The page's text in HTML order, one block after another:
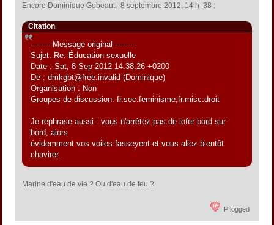
Encore Dominique Gobeaut, 8 septembre 2012, 14 h 38 :
Citation
-------- Message original --------
Sujet: Re: Éducation sexuelle
Date : Sat, 8 Sep 2012 14:38:26 +0200
De : dmkgbt@free.invalid (Dominique)
Organisation : Non
Groupes de discussion: fr.soc.feminisme,fr.misc.droit
Je rephrase aussi : vous n'arrêtez pas de lofer bord sur
bord, alors
évidemment vos voiles fasseyent et vous allez bientôt
chavirer.
Marine d'eau de vie ? Ou d'eau de feu ?
IP logged